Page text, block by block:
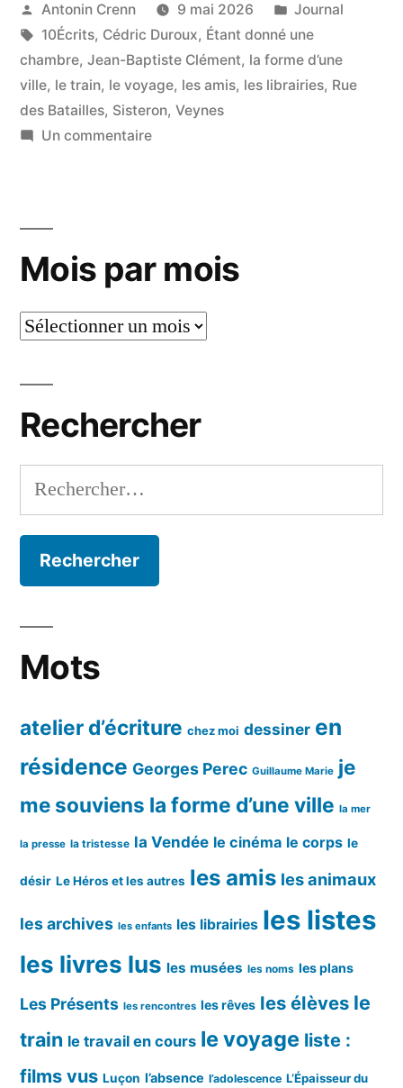
de
devenir
à
l’évidence »
Publié
par
Antonin Crenn 9 mai 2026
Publié
dans
Journal
Étiquettes :
10Écrits, Cédric Duroux, Étant donné une
chambre, Jean-Baptiste Clément, la forme d’une
ville, le train, le voyage, les amis, les librairies, Rue
des Batailles, Sisteron, Veynes
Un commentairesur
devenir
l’évidence
Mois par mois
Mois
Rechercher
Rechercher :
Mots
atelier d’écriture chez moi dessiner en
résidence Georges Perec Guillaume Marie je
me souviens la forme d’une ville la mer
la presse la tristesse la Vendée le cinéma le corps le
désir Le Héros et les autres les amis les animaux
les archives les enfants les librairies les listes
les livres lus les musées les noms les plans
Les Présents les rencontres les rêves les élèves le
train le travail en cours le voyage liste :
films vus Luçon l’absence l’adolescence L’Épaisseur du